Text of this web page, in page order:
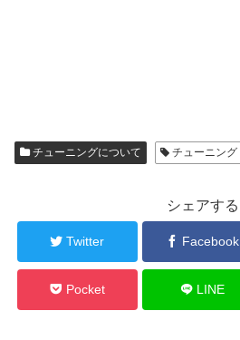
チューニングについて チューニング
シェアする
Twitter Facebook
Pocket LINE